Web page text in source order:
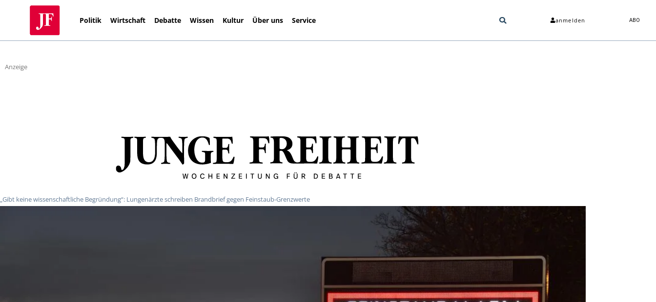
Politik Wirtschaft Debatte Wissen Kultur Über uns Service anmelden ABO
Anzeige
„Gibt keine wissenschaftliche Begründung“: Lungenärzte schreiben Brandbrief gegen Feinstaub-Grenzwerte